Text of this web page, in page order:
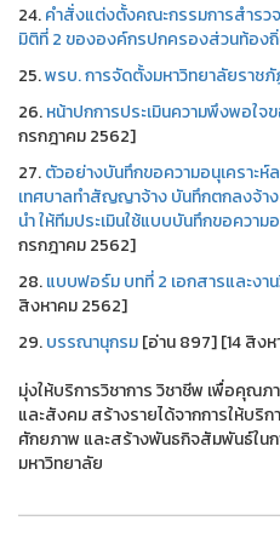
24.คำสั่งแต่งตั้งคณะกรรมการสำร
มิติที่ 2 ขององค์กรปกครองส่วนท้อง
25.พรบ. การจัดตั้งมหาวิทยาลัยราช
26.หน้าปกการประเมินความพึงพอใจ
กรกฎาคม 2562]
27.ตัวอย่างบันทึกขอความอนุเคราะ
เทศบาลทำสัญญาจ้าง บันทึกตกลงจ้า
นำ ให้ทีมประเมินใช้แบบบันทึกขอความ
กรกฎาคม 2562]
28.แบบฟอร์ม บทที่ 2 เอกสารและงา
สิงหาคม 2562]
29.บรรณานุกรม[อ่าน 897] [14 สิง
มุ่งให้บริการวิชาการ วิชาชีพ เพื่อคุณ
และสังคม สร้างรายได้จากการให้บริ
ศักยภาพ และสร้างพันธกิจสัมพันธ์ใน
มหาวิทยาลัย